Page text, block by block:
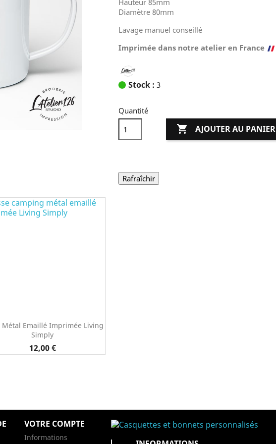
Diamètre 80mm
Lavage manuel conseillé
Imprimée dans notre atelier en France
Stock : 3
Quantité
 AJOUTER AU PANIER
Métal Emaillé Imprimée Living
Simply
Prix
12,00 €
VOTRE COMPTE
Informations